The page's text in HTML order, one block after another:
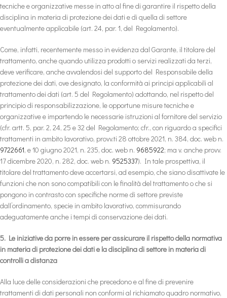
tecniche e organizzative messe in atto al fine di garantire il rispetto della
disciplina in materia di protezione dei dati e di quella di settore
eventualmente applicabile (art. 24, par. 1, del Regolamento).
Come, infatti, recentemente messo in evidenza dal Garante, il titolare del
trattamento, anche quando utilizza prodotti o servizi realizzati da terzi,
deve verificare, anche avvalendosi del supporto del Responsabile della
protezione dei dati, ove designato, la conformità ai principi applicabili al
trattamento dei dati (art. 5 del Regolamento) adottando, nel rispetto del
principio di responsabilizzazione, le opportune misure tecniche e
organizzative e impartendo le necessarie istruzioni al fornitore del servizio
(cfr. artt. 5, par. 2, 24, 25 e 32 del Regolamento; cfr., con riguardo a specifici
trattamenti in ambito lavorativo, provv.ti 28 ottobre 2021, n. 384, doc. web n.
9722661, e 10 giugno 2021, n. 235, doc. web n. 9685922; ma v. anche provv.
17 dicembre 2020, n. 282, doc. web n. 9525337). In tale prospettiva, il
titolare del trattamento deve accertarsi, ad esempio, che siano disattivate le
funzioni che non sono compatibili con le finalità del trattamento o che si
pongono in contrasto con specifiche norme di settore previste
dall’ordinamento, specie in ambito lavorativo, commisurando
adeguatamente anche i tempi di conservazione dei dati.
5. Le iniziative da porre in essere per assicurare il rispetto della normativa
in materia di protezione dei dati e la disciplina di settore in materia di
controlli a distanza
Alla luce delle considerazioni che precedono e al fine di prevenire
trattamenti di dati personali non conformi al richiamato quadro normativo,